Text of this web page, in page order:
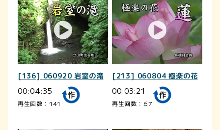
[136] 060920 岩室の滝
00:04:35
再生回数：141
[213] 060804 極楽の花
00:03:21
再生回数：67